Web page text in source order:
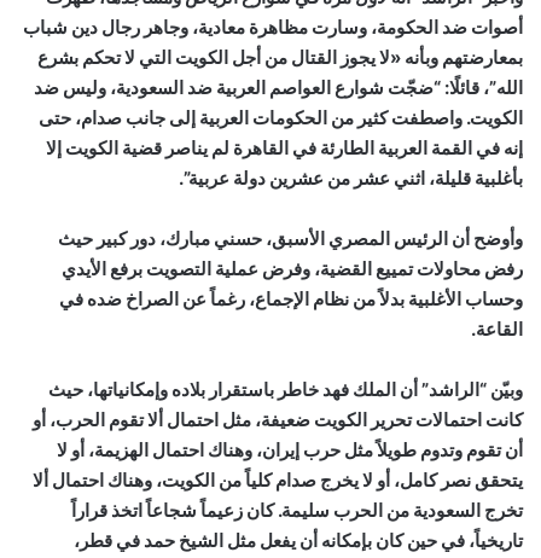
أصوات ضد الحكومة، وسارت مظاهرة معادية، وجاهر رجال دين شباب
بمعارضتهم وبأنه «لا يجوز القتال من أجل الكويت التي لا تحكم بشرع
الله”، قائلًا: “ضجّت شوارع العواصم العربية ضد السعودية، وليس ضد
الكويت. واصطفت كثير من الحكومات العربية إلى جانب صدام، حتى
إنه في القمة العربية الطارئة في القاهرة لم يناصر قضية الكويت إلا
بأغلبية قليلة، اثني عشر من عشرين دولة عربية”.
وأوضح أن الرئيس المصري الأسبق، حسني مبارك، دور كبير حيث
رفض محاولات تمييع القضية، وفرض عملية التصويت برفع الأيدي
وحساب الأغلبية بدلاً من نظام الإجماع، رغماً عن الصراخ ضده في
القاعة.
وبيّن “الراشد” أن الملك فهد خاطر باستقرار بلاده وإمكانياتها، حيث
كانت احتمالات تحرير الكويت ضعيفة، مثل احتمال ألا تقوم الحرب، أو
أن تقوم وتدوم طويلاً مثل حرب إيران، وهناك احتمال الهزيمة، أو لا
يتحقق نصر كامل، أو لا يخرج صدام كلياً من الكويت، وهناك احتمال ألا
تخرج السعودية من الحرب سليمة. كان زعيماً شجاعاً اتخذ قراراً
تاريخياً، في حين كان بإمكانه أن يفعل مثل الشيخ حمد في قطر،